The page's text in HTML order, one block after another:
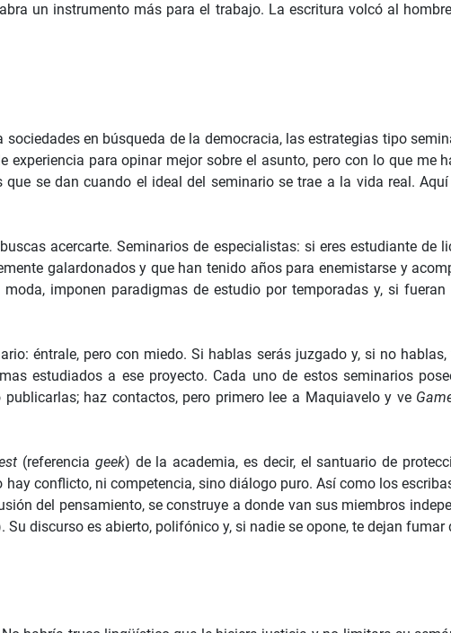
un instrumento más para el trabajo. La escritura volcó al
en búsqueda de la democracia, las estrategias tipo
para opinar mejor sobre el asunto, pero con lo que me
se dan cuando el ideal del seminario se trae a la vida real.
acercarte. Seminarios de especialistas: si eres estudiante de
galardonados y que han tenido años para enemistarse y
imponen paradigmas de estudio por temporadas y, si fueran
éntrale, pero con miedo. Si hablas serás juzgado y, si no
estudiados a ese proyecto. Cada uno de estos seminarios
haz contactos, pero primero lee a Maquiavelo y ve
(referencia geek) de la academia, es decir, el santuario de
conflicto, ni competencia, sino diálogo puro. Así como los
del pensamiento, se construye a donde van sus miembros
discurso es abierto, polifónico y, si nadie se opone, te dejan fumar